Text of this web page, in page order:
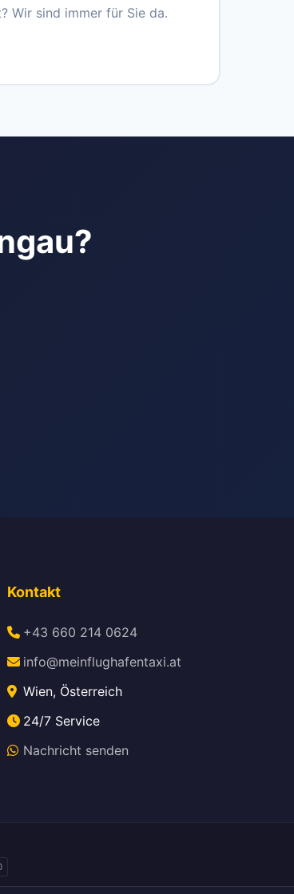
Wir sind immer für Sie da.
Kontakt
+43 660 214 0624
info@meinflughafentaxi.at
Wien, Österreich
24/7 Service
Nachricht senden